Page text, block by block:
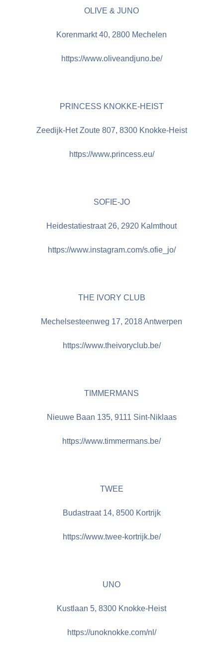
OLIVE & JUNO
Korenmarkt 40, 2800 Mechelen
https://www.oliveandjuno.be/
PRINCESS KNOKKE-HEIST
Zeedijk-Het Zoute 807, 8300 Knokke-Heist
https://www.princess.eu/
SOFIE-JO
Heidestatiestraat 26, 2920 Kalmthout
https://www.instagram.com/s.ofie_jo/
THE IVORY CLUB
Mechelsesteenweg 17, 2018 Antwerpen
https://www.theivoryclub.be/
TIMMERMANS
Nieuwe Baan 135, 9111 Sint-Niklaas
https://www.timmermans.be/
TWEE
Budastraat 14, 8500 Kortrijk
https://www.twee-kortrijk.be/
UNO
Kustlaan 5, 8300 Knokke-Heist
https://unoknokke.com/nl/